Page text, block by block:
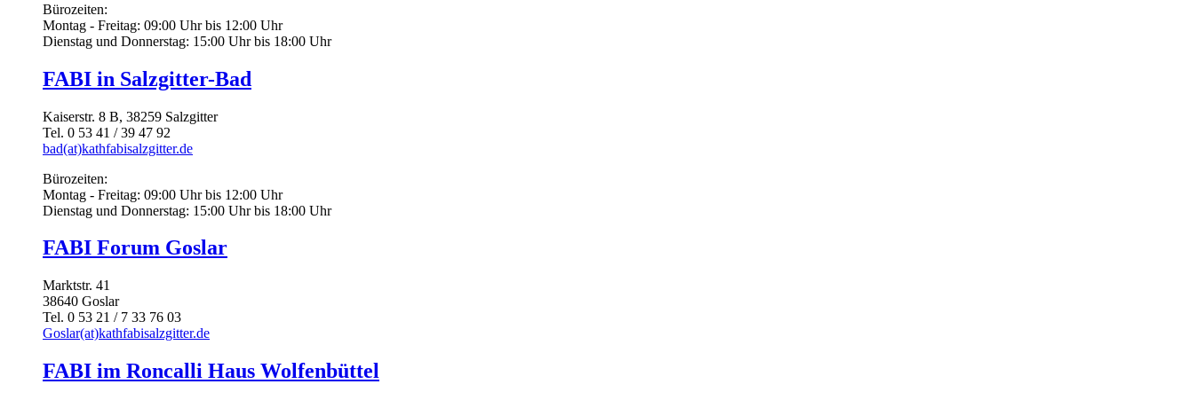
Bürozeiten:
Montag - Freitag: 09:00 Uhr bis 12:00 Uhr
Dienstag und Donnerstag: 15:00 Uhr bis 18:00 Uhr
FABI in Salzgitter-Bad
Kaiserstr. 8 B, 38259 Salzgitter
Tel. 0 53 41 / 39 47 92
bad(at)kathfabisalzgitter.de
Bürozeiten:
Montag - Freitag: 09:00 Uhr bis 12:00 Uhr
Dienstag und Donnerstag: 15:00 Uhr bis 18:00 Uhr
FABI Forum Goslar
Marktstr. 41
38640 Goslar
Tel. 0 53 21 / 7 33 76 03
Goslar(at)kathfabisalzgitter.de
FABI im Roncalli Haus Wolfenbüttel